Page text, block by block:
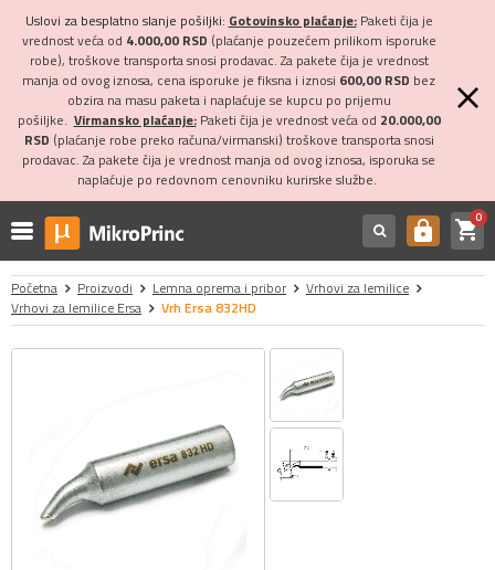
Uslovi za besplatno slanje pošiljki: Gotovinsko plaćanje:Paketi čija je
vrednost veća od 4.000,00 RSD (plaćanje pouzećem prilikom isporuke
robe), troškove transporta snosi prodavac. Za pakete čija je vrednost
manja od ovog iznosa, cena isporuke je fiksna i iznosi 600,00 RSD bez
obzira na masu paketa i naplaćuje se kupcu po prijemu
pošiljke. Virmansko plaćanje:Paketi čija je vrednost veća od 20.000,00
RSD (plaćanje robe preko računa/virmanski) troškove transporta snosi
prodavac. Za pakete čija je vrednost manja od ovog iznosa, isporuka se
naplaćuje po redovnom cenovniku kurirske službe.
https shopping_cart0
Početna Proizvodi Lemna oprema i pribor
Vrhovi za lemilice
Vrhovi za lemilice Ersa
Vrh Ersa 832HD